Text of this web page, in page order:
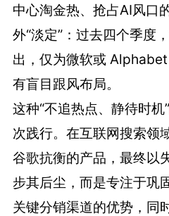
中心淘金热、抢占AI风口
外“淡定”：过去四个季度
出，仅为微软或
有盲目跟风布局。
这种“不追热点、静待时
次践行。在互联网搜索领
谷歌抗衡的产品，最终以
步其后尘，而是专注于巩
关键分销渠道的优势，同